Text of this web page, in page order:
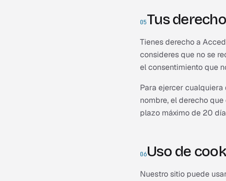
05Tus
Tienes derecho a
consideres que no se
el consentimiento que
Para ejercer
nombre, el derecho
plazo máximo de 20
06Uso de
Nuestro sitio puede